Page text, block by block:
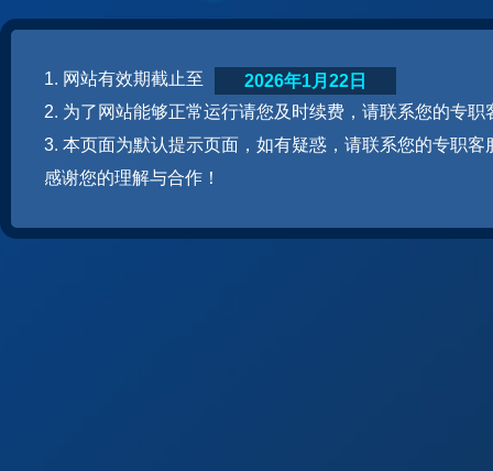
1. 网站有效期截止至
2. 为了网站能够正常运行请您及时续费，请联系您的专职
3. 本页面为默认提示页面，如有疑惑，请联系您的专职客
感谢您的理解与合作！
2026年1月22日